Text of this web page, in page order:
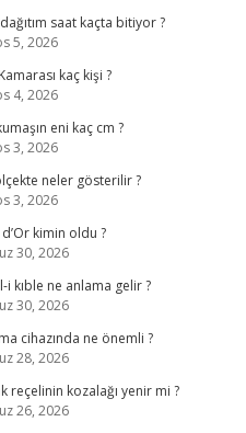
saat kaçta bitiyor ?
5, 2026
kaç kişi ?
4, 2026
eni kaç cm ?
3, 2026
neler gösterilir ?
3, 2026
kimin oldu ?
30, 2026
i kıble ne anlama gelir ?
30, 2026
cihazında ne önemli ?
28, 2026
reçelinin kozalağı yenir mi ?
26, 2026